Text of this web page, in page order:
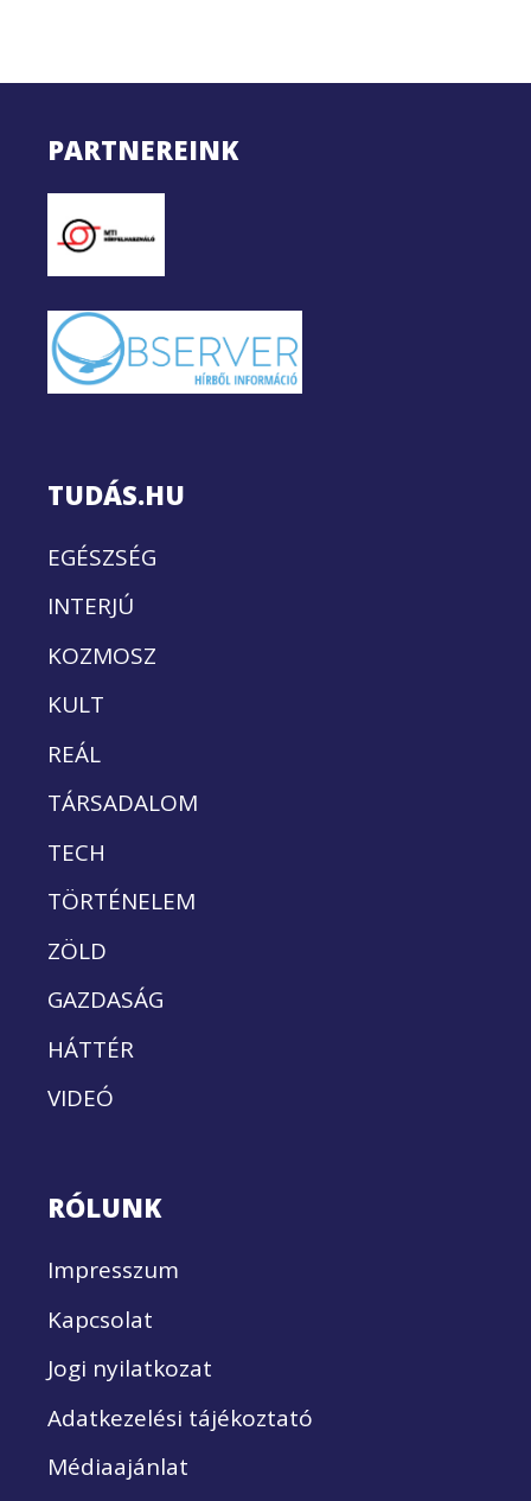
PARTNEREINK
TUDÁS.HU
EGÉSZSÉG
INTERJÚ
KOZMOSZ
KULT
REÁL
TÁRSADALOM
TECH
TÖRTÉNELEM
ZÖLD
GAZDASÁG
HÁTTÉR
VIDEÓ
RÓLUNK
Impresszum
Kapcsolat
Jogi nyilatkozat
Adatkezelési tájékoztató
Médiaajánlat